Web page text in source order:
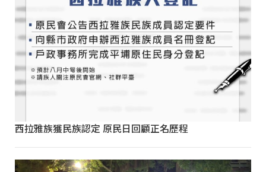
西拉雅族獲民族認定 原民日回顧正名歷程